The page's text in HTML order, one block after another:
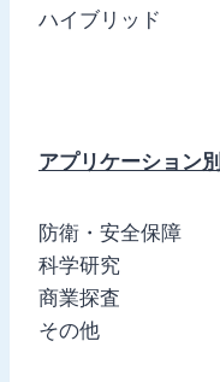
ハイブリッド
アプリケーション別
防衛・安全保障
科学研究
商業探査
その他